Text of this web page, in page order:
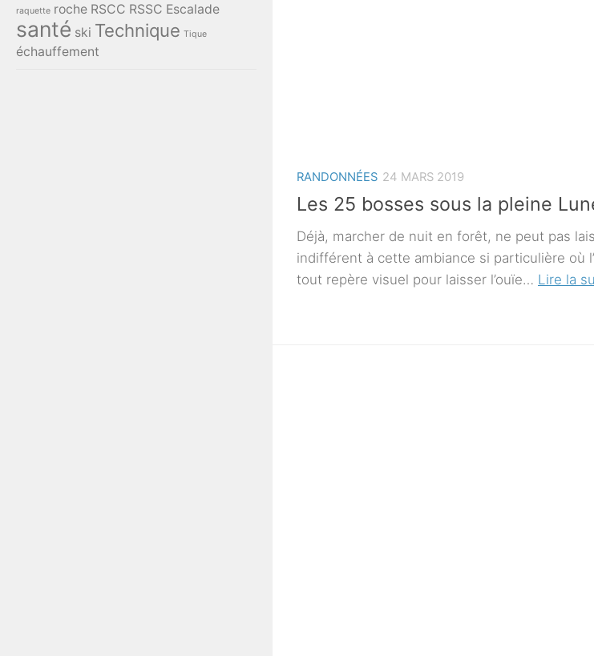
RANDONNÉES 24 MARS 2019
Les 25 bosses sous la pleine
Déjà, marcher de nuit en forêt, ne peut pas
indifférent à cette ambiance si particulière où
tout repère visuel pour laisser l’ouïe… Lire la
raquette roche RSCC RSSC Escalade
santé ski Technique Tique
échauffement